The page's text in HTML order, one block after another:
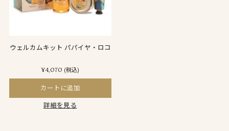
ウェルカムキット パパイヤ・ロコ
¥4,070 (税込)
カートに追加
詳細を見る